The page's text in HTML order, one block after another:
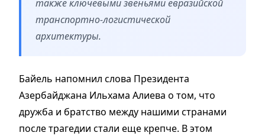
также ключевыми звеньями евразийской
транспортно-логистической
архитектуры.
Байель напомнил слова Президента
Азербайджана Ильхама Алиева о том, что
дружба и братство между нашими странами
после трагедии стали еще крепче. В этом